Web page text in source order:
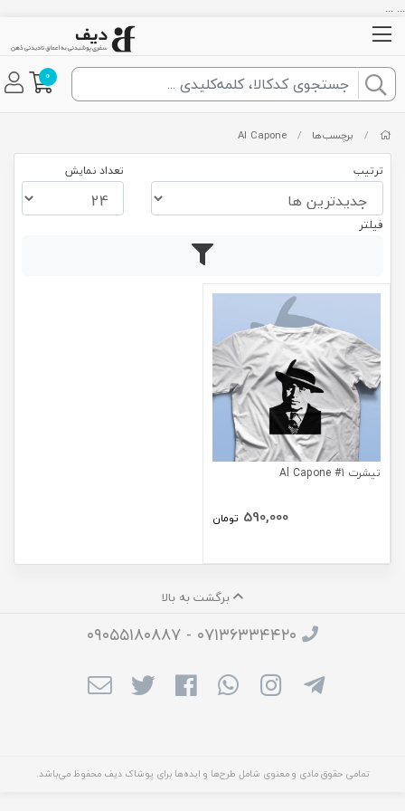
... ...
0
/ برچسب‌ها /
Al Capone
ترتیب تعداد نمایش
فیلتر
تیشرت Al Capone #1
590,000 تومان
برگشت به بالا
۰۷۱۳۶۳۳۴۴۲۰ - ۰۹۰۵۵۱۸۰۸۸۷
تمامی حقوق مادی و معنوی شامل طرح‌ها و ایده‌ها برای پوشاک دیف محفوظ می‌باشد.